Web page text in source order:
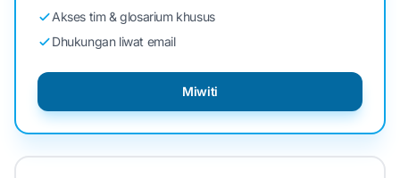
Akses tim & glosarium khusus
Dhukungan liwat email
Miwiti